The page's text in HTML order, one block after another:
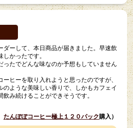
ダーして、本日商品が届きました。早速飲
かったです。
ったでどんな味なのか予想もしていません
ヒーを取り入れようと思ったのですが、
のような美味しい香りで、しかもカフェイ
み続けることができそうです。
たんぽぽコーヒー極上１２０パック購入）